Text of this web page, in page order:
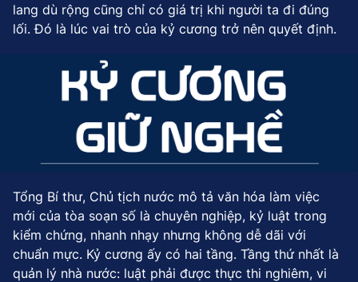
lang dù rộng cũng chỉ có giá trị khi người ta đi đúng
lối. Đó là lúc vai trò của kỷ cương trở nên quyết định.
Tổng Bí thư, Chủ tịch nước mô tả văn hóa làm việc
mới của tòa soạn số là chuyên nghiệp, kỷ luật trong
kiểm chứng, nhanh nhạy nhưng không dễ dãi với
chuẩn mực. Kỷ cương ấy có hai tầng. Tầng thứ nhất là
quản lý nhà nước: luật phải được thực thi nghiêm, vi